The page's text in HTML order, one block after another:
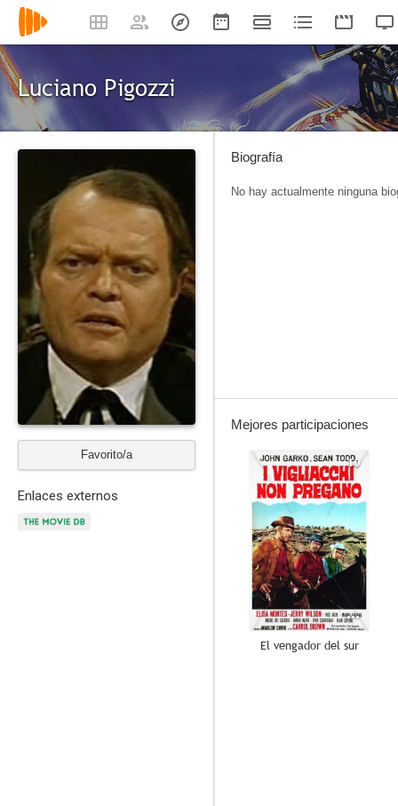
Luciano Pigozzi
Favorito/a
Enlaces externos
Biografía
No hay actualmente ninguna
Mejores participaciones
10
El vengador del sur